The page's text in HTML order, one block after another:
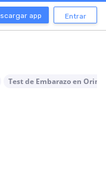
app Entrar
Test de Embarazo en Orina